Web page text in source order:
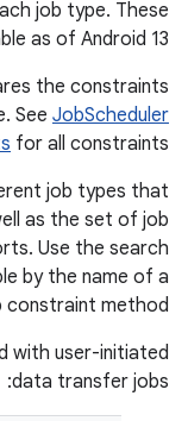
job type. These
as of Android 13.
the constraints
See JobScheduler
for all constraints.
job types that
as the set of job
Use the search
by the name of a
constraint method.
with user-initiated
data transfer jobs: